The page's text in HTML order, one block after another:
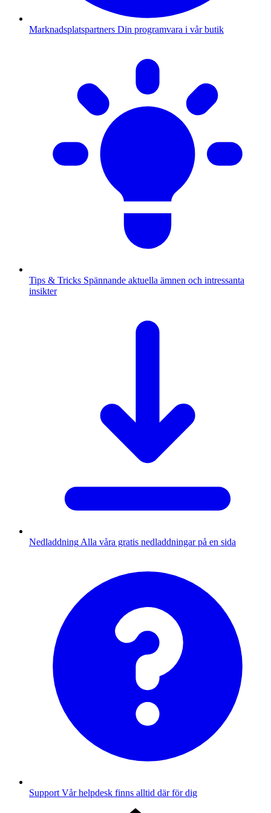
Marknadsplatspartners Din programvara i vår butik
Tips & Tricks Spännande aktuella ämnen och intressanta
insikter
Nedladdning Alla våra gratis nedladdningar på en sida
Support Vår helpdesk finns alltid där för dig